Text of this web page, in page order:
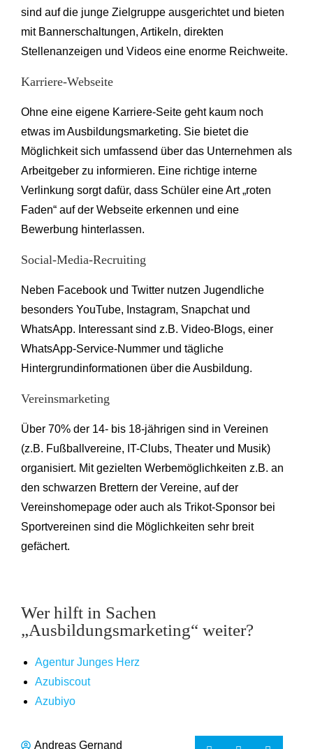
sind auf die junge Zielgruppe ausgerichtet und bieten
mit Bannerschaltungen, Artikeln, direkten
Stellenanzeigen und Videos eine enorme Reichweite.
Karriere-Webseite
Ohne eine eigene Karriere-Seite geht kaum noch
etwas im Ausbildungsmarketing. Sie bietet die
Möglichkeit sich umfassend über das Unternehmen als
Arbeitgeber zu informieren. Eine richtige interne
Verlinkung sorgt dafür, dass Schüler eine Art „roten
Faden“ auf der Webseite erkennen und eine
Bewerbung hinterlassen.
Social-Media-Recruiting
Neben Facebook und Twitter nutzen Jugendliche
besonders YouTube, Instagram, Snapchat und
WhatsApp. Interessant sind z.B. Video-Blogs, einer
WhatsApp-Service-Nummer und tägliche
Hintergrundinformationen über die Ausbildung.
Vereinsmarketing
Über 70% der 14- bis 18-jährigen sind in Vereinen
(z.B. Fußballvereine, IT-Clubs, Theater und Musik)
organisiert. Mit gezielten Werbemöglichkeiten z.B. an
den schwarzen Brettern der Vereine, auf der
Vereinshomepage oder auch als Trikot-Sponsor bei
Sportvereinen sind die Möglichkeiten sehr breit
gefächert.
Wer hilft in Sachen
„Ausbildungsmarketing“ weiter?
Agentur Junges Herz
Azubiscout
Azubiyo
Andreas Gernand